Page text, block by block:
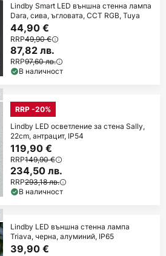
Lindby Smart LED външна стенна лампа
Dara, сива, ъгловата, CCT RGB, Tuya
44,90 €
RRP49,90 €
87,82 лв.
RRP97,60 лв.
В наличност
RRP -20%
Lindby LED осветление за стена Sally,
22cm, антрацит, IP54
119,90 €
RRP149,90 €
234,50 лв.
RRP293,18 лв.
В наличност
Lindby LED външна стенна лампа
Triava, черна, алуминий, IP65
39,90 €